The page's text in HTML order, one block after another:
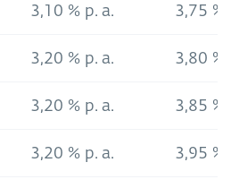
3,10 % p. a. 3,75 %
3,20 % p. a. 3,80 %
3,20 % p. a. 3,85 %
3,20 % p. a. 3,95 %